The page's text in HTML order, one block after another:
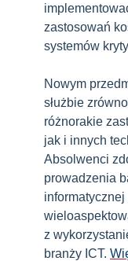
zastosowań
systemów
Nowym
służbie
różnorakie
jak i innych
Absolwenci
prowadzenia
z
branży ICT.